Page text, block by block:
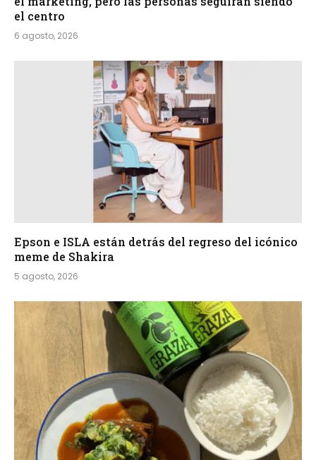
el centro
6 agosto, 2026
Epson e ISLA están detrás del regreso del icónico
meme de Shakira
5 agosto, 2026